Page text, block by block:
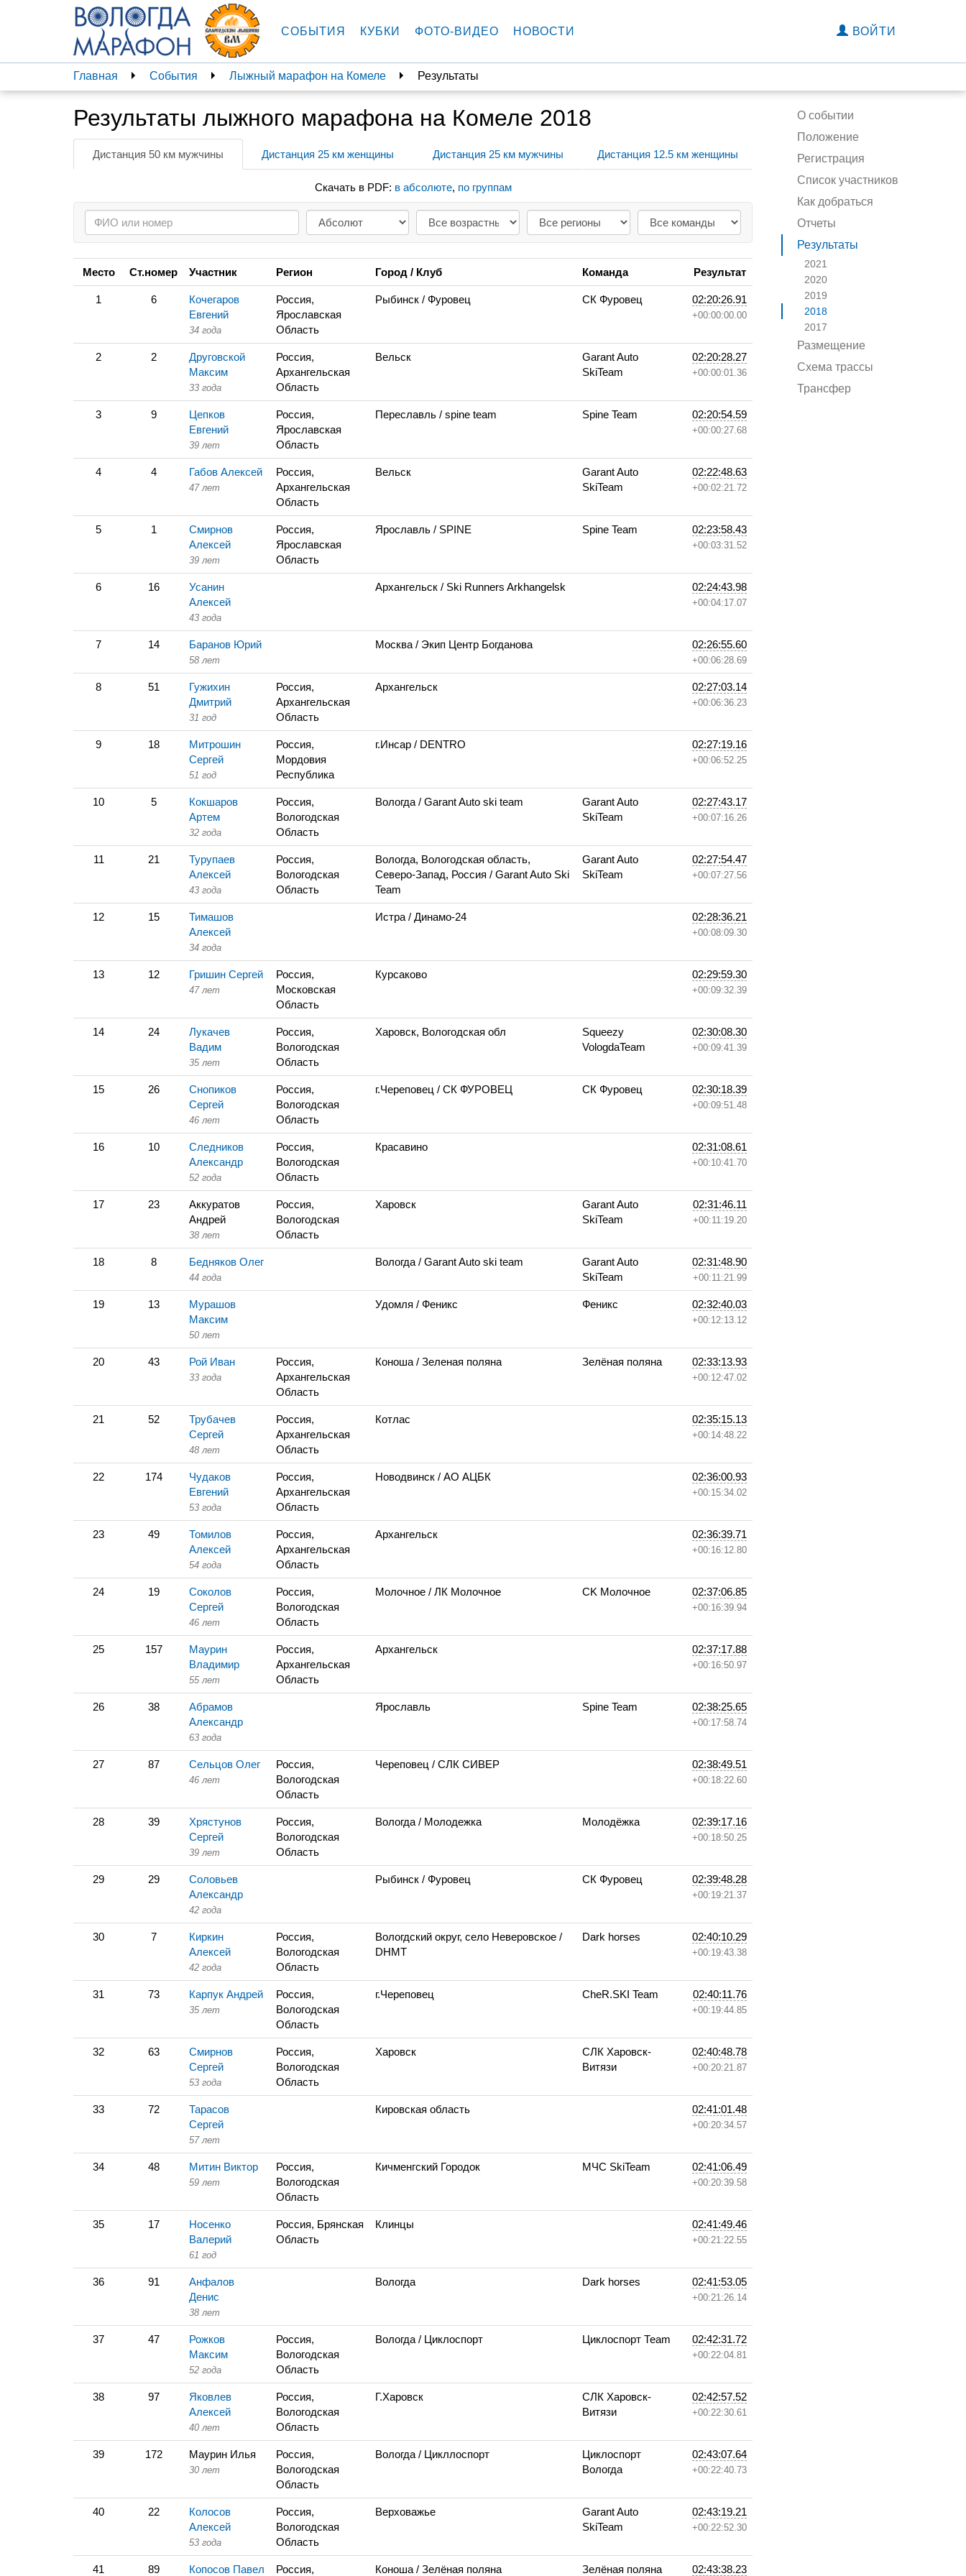
СОБЫТИЯ КУБКИ ФОТО-ВИДЕО НОВОСТИ ВОЙТИ
Главная События Лыжный марафон на Комеле Результаты
О событии
Положение
Регистрация
Список участников
Как добраться
Отчеты
Результаты
2021
2020
2019
2018
2017
Размещение
Схема трассы
Трансфер
Результаты лыжного марафона на Комеле 2018
Дистанция 50 км мужчины Дистанция 25 км женщины Дистанция 25 км мужчины Дистанция 12.5 км женщины
Скачать в PDF: в абсолюте, по группам
Место Ст.номер Участник Регион Город / Клуб Команда Результат
1 6
Кочегаров
Евгений
34 года
Россия,
Ярославская
Область
Рыбинск / Фуровец СК Фуровец 02:20:26.91
+00:00:00.00
2 2
Друговской
Максим
33 года
Россия,
Архангельская
Область
Вельск
Garant Auto
SkiTeam
02:20:28.27
+00:00:01.36
3 9
Цепков
Евгений
39 лет
Россия,
Ярославская
Область
Переславль / spine team Spine Team 02:20:54.59
+00:00:27.68
4 4 Габов Алексей
47 лет
Россия,
Архангельская
Область
Вельск
Garant Auto
SkiTeam
02:22:48.63
+00:02:21.72
5 1
Смирнов
Алексей
39 лет
Россия,
Ярославская
Область
Ярославль / SPINE Spine Team 02:23:58.43
+00:03:31.52
6 16
Усанин
Алексей
43 года
Архангельск / Ski Runners Arkhangelsk 02:24:43.98
+00:04:17.07
7 14 Баранов Юрий
58 лет
Москва / Экип Центр Богданова 02:26:55.60
+00:06:28.69
8 51
Гужихин
Дмитрий
31 год
Россия,
Архангельская
Область
Архангельск 02:27:03.14
+00:06:36.23
9 18
Митрошин
Сергей
51 год
Россия,
Мордовия
Республика
г.Инсар / DENTRO 02:27:19.16
+00:06:52.25
10 5
Кокшаров
Артем
32 года
Россия,
Вологодская
Область
Вологда / Garant Auto ski team
Garant Auto
SkiTeam
02:27:43.17
+00:07:16.26
11 21
Турупаев
Алексей
43 года
Россия,
Вологодская
Область
Вологда, Вологодская область,
Северо-Запад, Россия / Garant Auto Ski
Team
Garant Auto
SkiTeam
02:27:54.47
+00:07:27.56
12 15
Тимашов
Алексей
34 года
Истра / Динамо-24 02:28:36.21
+00:08:09.30
13 12 Гришин Сергей
47 лет
Россия,
Московская
Область
Курсаково 02:29:59.30
+00:09:32.39
14 24
Лукачев
Вадим
35 лет
Россия,
Вологодская
Область
Харовск, Вологодская обл
Squeezy
VologdaTeam
02:30:08.30
+00:09:41.39
15 26
Снопиков
Сергей
46 лет
Россия,
Вологодская
Область
г.Череповец / СК ФУРОВЕЦ СК Фуровец 02:30:18.39
+00:09:51.48
16 10
Следников
Александр
52 года
Россия,
Вологодская
Область
Красавино 02:31:08.61
+00:10:41.70
17 23
Аккуратов
Андрей
38 лет
Россия,
Вологодская
Область
Харовск
Garant Auto
SkiTeam
02:31:46.11
+00:11:19.20
18 8 Бедняков Олег
44 года
Вологда / Garant Auto ski team
Garant Auto
SkiTeam
02:31:48.90
+00:11:21.99
19 13
Мурашов
Максим
50 лет
Удомля / Феникс Феникс 02:32:40.03
+00:12:13.12
20 43 Рой Иван
33 года
Россия,
Архангельская
Область
Коноша / Зеленая поляна Зелёная поляна 02:33:13.93
+00:12:47.02
21 52
Трубачев
Сергей
48 лет
Россия,
Архангельская
Область
Котлас 02:35:15.13
+00:14:48.22
22 174
Чудаков
Евгений
53 года
Россия,
Архангельская
Область
Новодвинск / АО АЦБК 02:36:00.93
+00:15:34.02
23 49
Томилов
Алексей
54 года
Россия,
Архангельская
Область
Архангельск 02:36:39.71
+00:16:12.80
24 19
Соколов
Сергей
46 лет
Россия,
Вологодская
Область
Молочное / ЛК Молочное СK Молочное 02:37:06.85
+00:16:39.94
25 157
Маурин
Владимир
55 лет
Россия,
Архангельская
Область
Архангельск 02:37:17.88
+00:16:50.97
26 38
Абрамов
Александр
63 года
Ярославль Spine Team 02:38:25.65
+00:17:58.74
27 87 Сельцов Олег
46 лет
Россия,
Вологодская
Область
Череповец / СЛК СИВЕР 02:38:49.51
+00:18:22.60
28 39
Хрястунов
Сергей
39 лет
Россия,
Вологодская
Область
Вологда / Молодежка Молодёжка 02:39:17.16
+00:18:50.25
29 29
Соловьев
Александр
42 года
Рыбинск / Фуровец СК Фуровец 02:39:48.28
+00:19:21.37
30 7
Киркин
Алексей
42 года
Россия,
Вологодская
Область
Вологдский округ, село Неверовское /
DHMT
Dark horses 02:40:10.29
+00:19:43.38
31 73 Карпук Андрей
35 лет
Россия,
Вологодская
Область
г.Череповец CheR.SKI Team 02:40:11.76
+00:19:44.85
32 63
Смирнов
Сергей
53 года
Россия,
Вологодская
Область
Харовск
СЛК Харовск-
Витязи
02:40:48.78
+00:20:21.87
33 72
Тарасов
Сергей
57 лет
Кировская область 02:41:01.48
+00:20:34.57
34 48 Митин Виктор
59 лет
Россия,
Вологодская
Область
Кичменгский Городок МЧС SkiTeam 02:41:06.49
+00:20:39.58
35 17
Носенко
Валерий
61 год
Россия, Брянская
Область
Клинцы 02:41:49.46
+00:21:22.55
36 91
Анфалов
Денис
38 лет
Вологда Dark horses 02:41:53.05
+00:21:26.14
37 47
Рожков
Максим
52 года
Россия,
Вологодская
Область
Вологда / Циклоспорт Циклоспорт Теаm 02:42:31.72
+00:22:04.81
38 97
Яковлев
Алексей
40 лет
Россия,
Вологодская
Область
Г.Харовск
СЛК Харовск-
Витязи
02:42:57.52
+00:22:30.61
39 172 Маурин Илья
30 лет
Россия,
Вологодская
Область
Вологда / Цикллоспорт
Циклоспорт
Вологда
02:43:07.64
+00:22:40.73
40 22
Колосов
Алексей
53 года
Россия,
Вологодская
Область
Верховажье
Garant Auto
SkiTeam
02:43:19.21
+00:22:52.30
41 89 Копосов Павел Россия, Коноша / Зелёная поляна Зелёная поляна 02:43:38.23